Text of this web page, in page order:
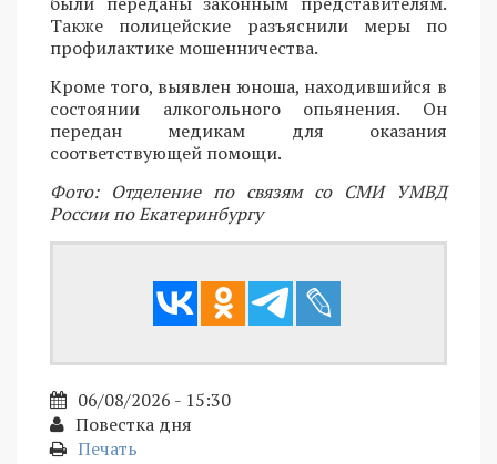
Также полицейские разъяснили меры по
профилактике мошенничества.
Кроме того, выявлен юноша, находившийся в
состоянии алкогольного опьянения. Он
передан медикам для оказания
соответствующей помощи.
Фото: Отделение по связям со СМИ УМВД
России по Екатеринбургу
06/08/2026 - 15:30
Повестка дня
Печать